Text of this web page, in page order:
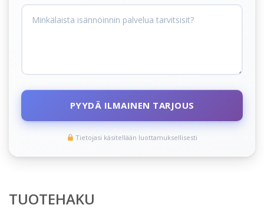
PYYDÄ ILMAINEN TARJOUS
Tietojasi käsitellään luottamuksellisesti
TUOTEHAKU